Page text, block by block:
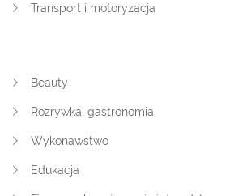
Transport i motoryzacja
Beauty
Rozrywka, gastronomia
Wykonawstwo
Edukacja